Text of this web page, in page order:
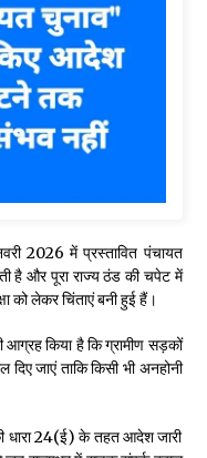
2026 में प्रस्तावित पंचायत
है और पूरा राज्य ठंड की चपेट में
को लेकर चिंताएं बनी हुई हैं।
आग्रह किया है कि ग्रामीण सड़कों
दिए जाएं ताकि किसी भी अनहोनी
धारा 24(ई) के तहत आदेश जारी